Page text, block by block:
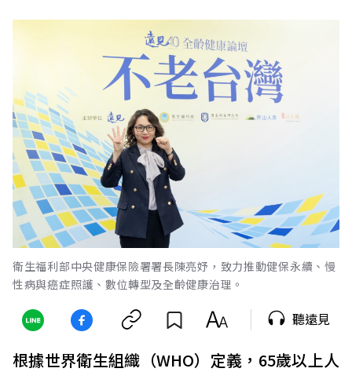
衛生福利部中央健康保險署署長陳亮妤，致力推動健保永續、慢
性病與癌症照護、數位轉型及全齡健康治理。
聽遠見
根據世界衛生組織（WHO）定義，65歲以上人